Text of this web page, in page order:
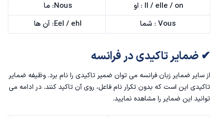
II / elle / on : او
Nous: ما
Vous : شما
Eel / ehl: آن ها
✔ ضمایر تاکیدی در فرانسه
از سایر ضمایر زبان فرانسه می توان ضمیر تاکیدی را نام برد. وظیفه ضمایر
تاکیدی این است که بدون تکرار نام فاعل، روی آن تاکید کنند. در ادامه می
توانید این ضمایر را مشاهده نمایید.